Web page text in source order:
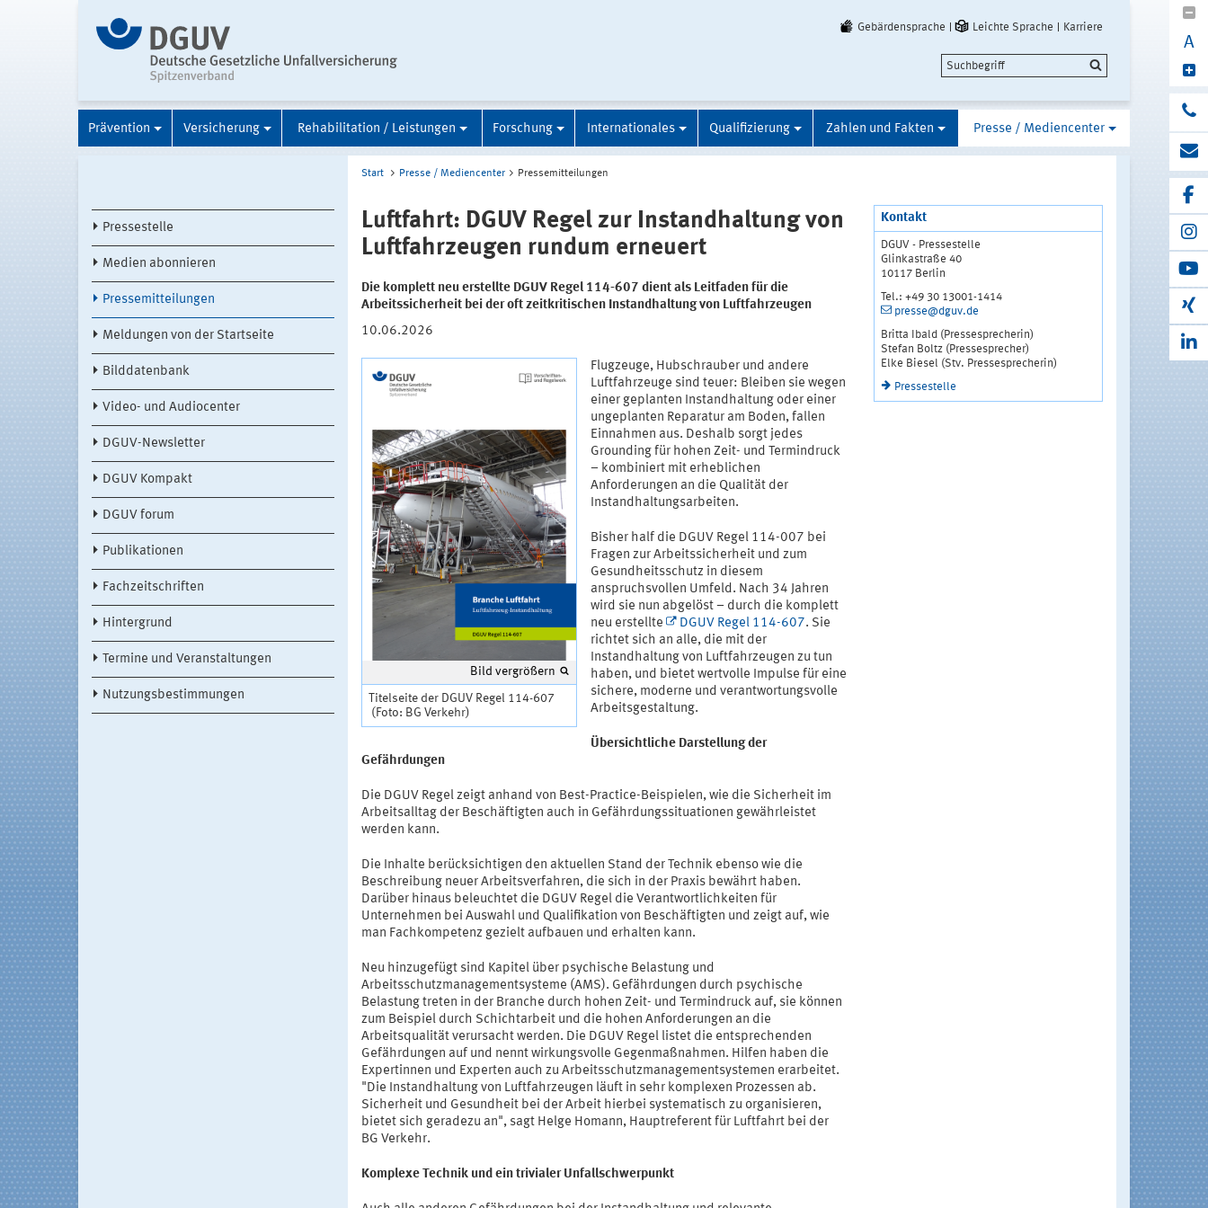
Gebärdensprache Leichte Sprache Karriere
A
Prävention Versicherung Rehabilitation / Leistungen Forschung Internationales Qualifizierung Zahlen und Fakten Presse / Mediencenter
Pressestelle
Medien abonnieren
Pressemitteilungen
Meldungen von der Startseite
Bilddatenbank
Video- und Audiocenter
DGUV-Newsletter
DGUV Kompakt
DGUV forum
Publikationen
Fachzeitschriften
Hintergrund
Termine und Veranstaltungen
Nutzungsbestimmungen
Start Presse / Mediencenter Pressemitteilungen
Luftfahrt: DGUV Regel zur Instandhaltung von
Luftfahrzeugen rundum erneuert
Die komplett neu erstellte DGUV Regel 114-607 dient als Leitfaden für die
Arbeitssicherheit bei der oft zeitkritischen Instandhaltung von Luftfahrzeugen
10.06.2026
Bild vergrößern
Titelseite der DGUV Regel 114-607
(Foto: BG Verkehr)
Flugzeuge, Hubschrauber und andere
Luftfahrzeuge sind teuer: Bleiben sie wegen
einer geplanten Instandhaltung oder einer
ungeplanten Reparatur am Boden, fallen
Einnahmen aus. Deshalb sorgt jedes
Grounding für hohen Zeit- und Termindruck
– kombiniert mit erheblichen
Anforderungen an die Qualität der
Instandhaltungsarbeiten.
Bisher half die DGUV Regel 114-007 bei
Fragen zur Arbeitssicherheit und zum
Gesundheitsschutz in diesem
anspruchsvollen Umfeld. Nach 34 Jahren
wird sie nun abgelöst – durch die komplett
neu erstellte
DGUV Regel 114-607. Sie
richtet sich an alle, die mit der
Instandhaltung von Luftfahrzeugen zu tun
haben, und bietet wertvolle Impulse für eine
sichere, moderne und verantwortungsvolle
Arbeitsgestaltung.
Übersichtliche Darstellung der
Gefährdungen
Die DGUV Regel zeigt anhand von Best-Practice-Beispielen, wie die Sicherheit im
Arbeitsalltag der Beschäftigten auch in Gefährdungssituationen gewährleistet
werden kann.
Die Inhalte berücksichtigen den aktuellen Stand der Technik ebenso wie die
Beschreibung neuer Arbeitsverfahren, die sich in der Praxis bewährt haben.
Darüber hinaus beleuchtet die DGUV Regel die Verantwortlichkeiten für
Unternehmen bei Auswahl und Qualifikation von Beschäftigten und zeigt auf, wie
man Fachkompetenz gezielt aufbauen und erhalten kann.
Neu hinzugefügt sind Kapitel über psychische Belastung und
Arbeitsschutzmanagementsysteme (AMS). Gefährdungen durch psychische
Belastung treten in der Branche durch hohen Zeit- und Termindruck auf, sie können
zum Beispiel durch Schichtarbeit und die hohen Anforderungen an die
Arbeitsqualität verursacht werden. Die DGUV Regel listet die entsprechenden
Gefährdungen auf und nennt wirkungsvolle Gegenmaßnahmen. Hilfen haben die
Expertinnen und Experten auch zu Arbeitsschutzmanagementsystemen erarbeitet.
"Die Instandhaltung von Luftfahrzeugen läuft in sehr komplexen Prozessen ab.
Sicherheit und Gesundheit bei der Arbeit hierbei systematisch zu organisieren,
bietet sich geradezu an", sagt Helge Homann, Hauptreferent für Luftfahrt bei der
BG Verkehr.
Komplexe Technik und ein trivialer Unfallschwerpunkt
Kontakt
DGUV - Pressestelle
Glinkastraße 40
10117 Berlin
Tel.: +49 30 13001-1414
presse@dguv.de
Britta Ibald (Pressesprecherin)
Stefan Boltz (Pressesprecher)
Elke Biesel (Stv. Pressesprecherin)
Pressestelle